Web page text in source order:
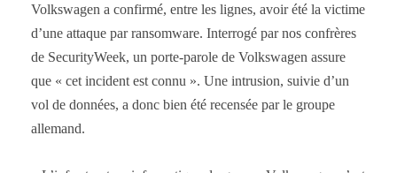
Volkswagen a confirmé, entre les lignes, avoir été la victime
d’une attaque par ransomware. Interrogé par nos confrères
de SecurityWeek, un porte-parole de Volkswagen assure
que « cet incident est connu ». Une intrusion, suivie d’un
vol de données, a donc bien été recensée par le groupe
allemand.